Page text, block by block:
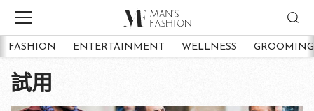
FASHION ENTERTAINMENT WELLNESS GROOMING
試用